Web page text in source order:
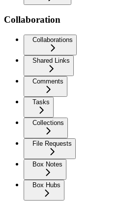
Collaboration
Collaborations
Shared Links
Comments
Tasks
Collections
File Requests
Box Notes
Box Hubs